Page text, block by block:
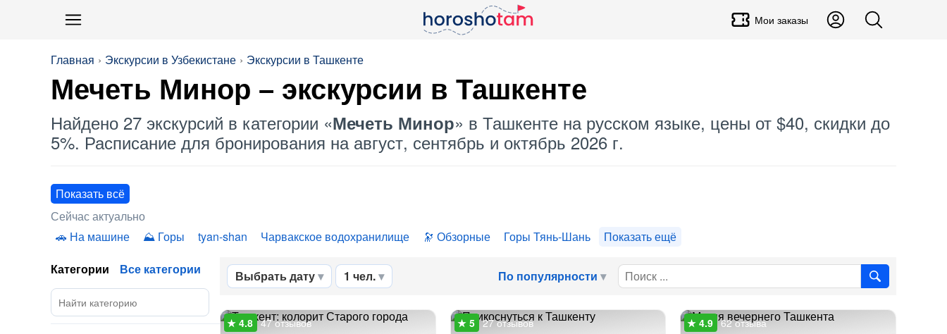
Мои заказы
Главная Экскурсии в Узбекистане Экскурсии в Ташкенте
Мечеть Минор – экскурсии в Ташкенте
Найдено 27 экскурсий в категории «Мечеть Минор» в Ташкенте на русском языке, цены от $40, скидки до
5%. Расписание для бронирования на август, сентябрь и октябрь 2026 г.
Показать всё
Сейчас актуально
На машине
Горы tyan-shan Чарвакское водохранилище Обзорные Горы Тянь-Шань Показать ещё
Выбрать дату 1 чел. По популярности
47 отзывов 27 отзывов 62 отзыва
Категории Все категории